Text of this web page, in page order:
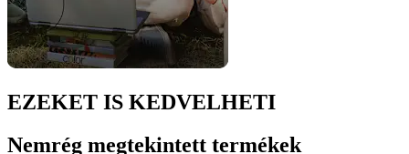
EZEKET IS KEDVELHETI
Nemrég megtekintett termékek